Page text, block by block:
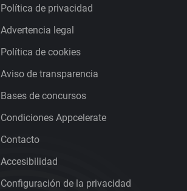
Política de privacidad
Advertencia legal
Política de cookies
Aviso de transparencia
Bases de concursos
Condiciones Appcelerate
Contacto
Accesibilidad
Configuración de la privacidad